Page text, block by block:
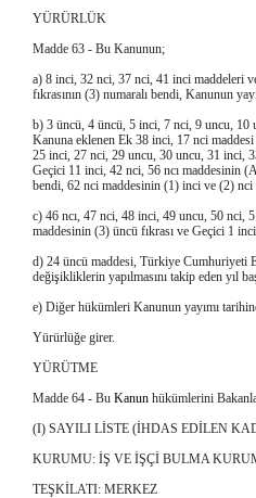
YÜRÜRLÜK
Madde 63 - Bu Kanunun;
a) 8 inci, 32 nci, 37 nci, 41 inci maddeleri
fıkrasının (3) numaralı bendi, Kanunun
b) 3 üncü, 4 üncü, 5 inci, 7 nci, 9 uncu, 10
Kanuna eklenen Ek 38 inci, 17 nci
25 inci, 27 nci, 29 uncu, 30 uncu, 31 inci,
Geçici 11 inci, 42 nci, 56 ncı maddesinin
bendi, 62 nci maddesinin (1) inci ve (2) nci
c) 46 ncı, 47 nci, 48 inci, 49 uncu, 50 nci,
maddesinin (3) üncü fıkrası ve Geçici 1
d) 24 üncü maddesi, Türkiye Cumhuriyeti
değişikliklerin yapılmasını takip eden yıl
e) Diğer hükümleri Kanunun yayımı
Yürürlüğe girer.
YÜRÜTME
Madde 64 - Bu Kanun hükümlerini
(I) SAYILI LİSTE (İHDAS EDİLEN
KURUMU: İŞ VE İŞÇİ BULMA
TEŞKİLATI: MERKEZ